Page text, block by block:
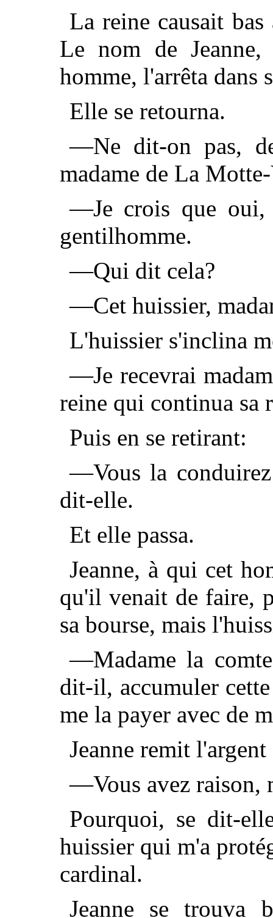
La reine causait
Le nom de
homme, l'arrêta dans
Elle se retourna.
—Ne dit-on pas,
madame de La
—Je crois que oui,
gentilhomme.
—Qui dit cela?
—Cet huissier,
L'huissier s'inclina
—Je recevrai
reine qui continua sa
Puis en se retirant:
—Vous la
dit-elle.
Et elle passa.
Jeanne, à qui cet
qu'il venait de faire,
sa bourse, mais
—Madame la
dit-il, accumuler
me la payer avec de
Jeanne remit l'argent
—Vous avez raison,
Pourquoi, se dit-
huissier qui m'a
cardinal.
Jeanne se trouva